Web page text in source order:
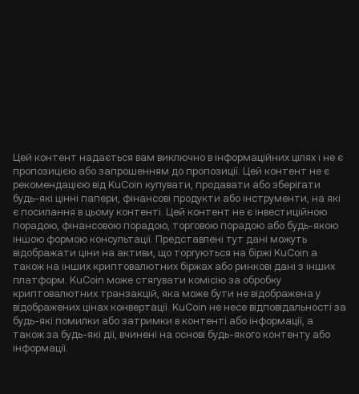
Цей контент надається вам виключно в інформаційних цілях і не є
пропозицією або запрошенням до пропозиції. Цей контент не є
рекомендацією від KuCoin купувати, продавати або зберігати
будь-які цінні папери, фінансові продукти або інструменти, на які
є посилання в цьому контенті. Цей контент не є інвестиційною
порадою, фінансовою порадою, торговою порадою або будь-якою
іншою формою консультації. Представлені тут дані можуть
відображати ціни на активи, що торгуються на біржі KuCoin а
також на інших криптовалютних біржах або ринкові дані з інших
платформ. KuCoin може стягувати комісію за обробку
криптовалютних транзакцій, яка може бути не відображена у
відображених цінах конвертації. KuCoin не несе відповідальності за
будь-які помилки або затримки в контенті або інформації, а
також за будь-які дії, вчинені на основі будь-якого контенту або
інформації.